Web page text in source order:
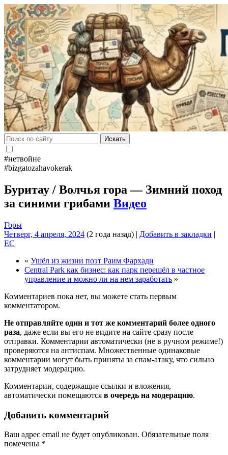
Искать
#нетвойне
#bizgatozahavokerak
Буритау / Волчья гора — Зимний поход
за синими грибами Видео
Горы
Четверг, 4 апреля, 2024 (2 года назад) | Добавить в закладки |
EC
« Ушёл из жизни поэт Раим Фархади
Central Park как бизнес: как парк перешёл в частное
управление и можно ли на нем заработать »
Комментариев пока нет, вы можете стать первым
комментатором.
Не отправляйте один и тот же комментарий более одного
раза, даже если вы его не видите на сайте сразу после
отправки. Комментарии автоматически (не в ручном режиме!)
проверяются на антиспам. Множественные одинаковые
комментарии могут быть приняты за спам-атаку, что сильно
затрудняет модерацию.
Комментарии, содержащие ссылки и вложения,
автоматически помещаются в очередь на модерацию.
Добавить комментарий
Ваш адрес email не будет опубликован. Обязательные поля
помечены *